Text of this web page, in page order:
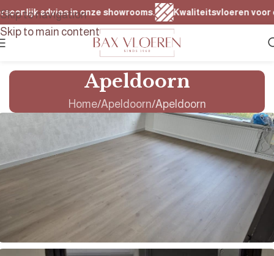
Skip to navigation
Skip to main content
advies in onze showrooms. Kwaliteitsvloeren voor elk
Apeldoorn
Home Apeldoorn Apeldoorn